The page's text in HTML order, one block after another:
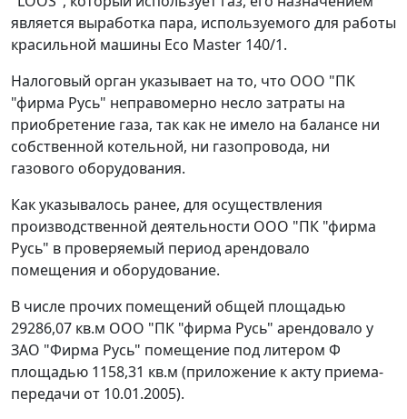
является выработка пара, используемого для работы
красильной машины Eco Master 140/1.
Налоговый орган указывает на то, что ООО "ПК
"фирма Русь" неправомерно несло затраты на
приобретение газа, так как не имело на балансе ни
собственной котельной, ни газопровода, ни
газового оборудования.
Как указывалось ранее, для осуществления
производственной деятельности ООО "ПК "фирма
Русь" в проверяемый период арендовало
помещения и оборудование.
В числе прочих помещений общей площадью
29286,07 кв.м ООО "ПК "фирма Русь" арендовало у
ЗАО "Фирма Русь" помещение под литером Ф
площадью 1158,31 кв.м (приложение к акту приема-
передачи от 10.01.2005).